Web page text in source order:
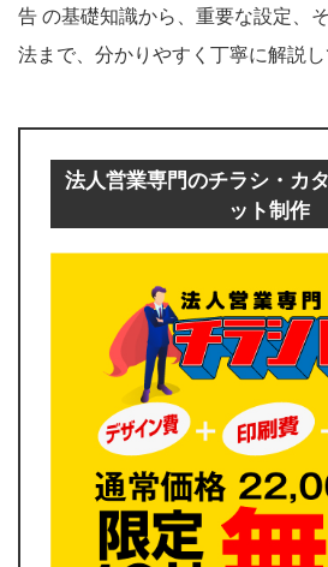
告 の基礎知識から、重要な設定、
法まで、分かりやすく丁寧に解説し
法人営業専門のチラシ・カ
ット制作